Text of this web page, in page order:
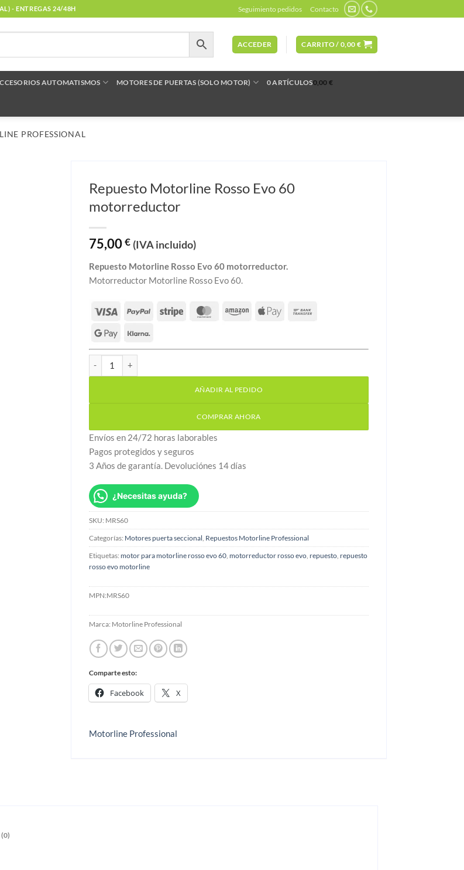
- ENTREGAS 24/48H Seguimiento pedidos Contacto
ACCEDER CARRITO / 0,00 €
AUTOMATISMOS MOTORES DE PUERTAS (SOLO MOTOR) 0 ARTÍCULOS0,00 €
PROFESSIONAL
Repuesto Motorline Rosso Evo 60
motorreductor
75,00 € (IVA incluido)
Repuesto Motorline Rosso Evo 60 motorreductor.
Motorreductor Motorline Rosso Evo 60.
Repuesto Motorline Rosso Evo 60 motorreductor cantidad
AÑADIR AL PEDIDO
COMPRAR AHORA
Envíos en 24/72 horas laborables
Pagos protegidos y seguros
3 Años de garantía. Devoluciónes 14 días
¿Necesitas ayuda?
SKU: MRS60
Categorías: Motores puerta seccional Repuestos Motorline Professional
Etiquetas: motor para motorline rosso evo 60 motorreductor rosso evo repuesto repuesto
rosso evo motorline
MPN:MRS60
Marca: Motorline Professional
Comparte esto:
Facebook X
Motorline Professional